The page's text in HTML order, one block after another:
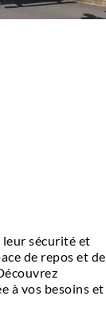
sécurité et
de repos et de
à vos besoins et